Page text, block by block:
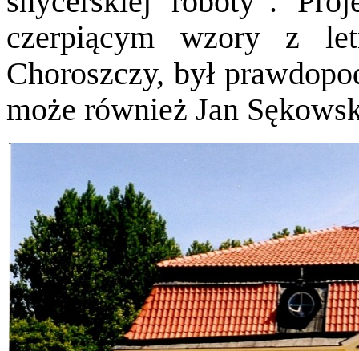
czerpiącym wzory z
Choroszczy, był
może również Jan